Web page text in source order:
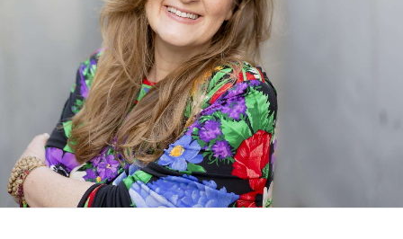
INSPIRATION
WORK & LIFE
BRANCHE
FMFM
SUCHE